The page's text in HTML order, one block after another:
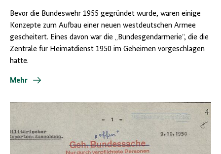
Bevor die Bundeswehr 1955 gegründet wurde, waren einige
Konzepte zum Aufbau einer neuen westdeutschen Armee
gescheitert. Eines davon war die „Bundesgendarmerie“, die die
Zentrale für Heimatdienst 1950 im Geheimen vorgeschlagen
hatte.
Mehr